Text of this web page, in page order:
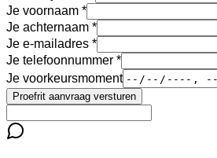
Je voornaam
Je achternaam
Je e-mailadres
Je telefoonnummer
Je voorkeursmoment
Proefrit aanvraag versturen